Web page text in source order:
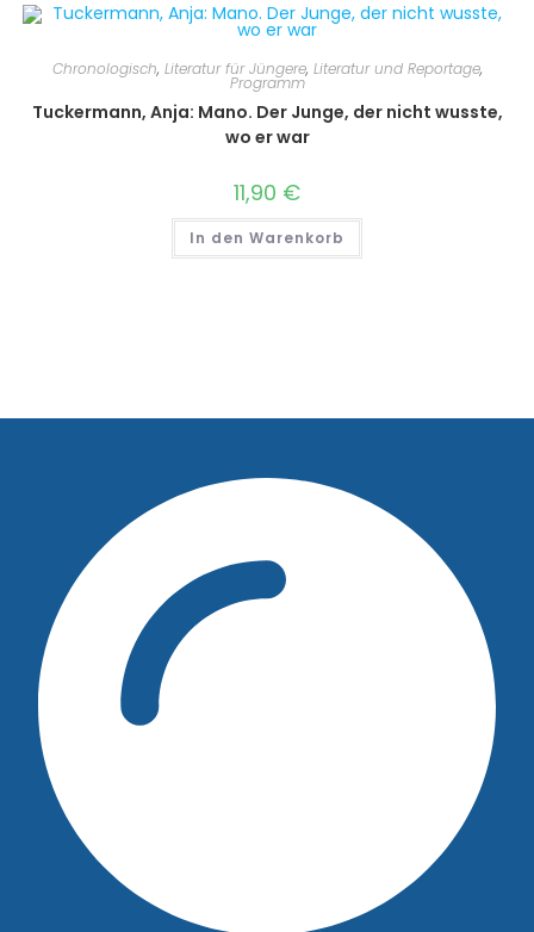
Chronologisch, Literatur für Jüngere, Literatur und Reportage,
Programm
Tuckermann, Anja: Mano. Der Junge, der nicht wusste,
wo er war
11,90 €
In den Warenkorb